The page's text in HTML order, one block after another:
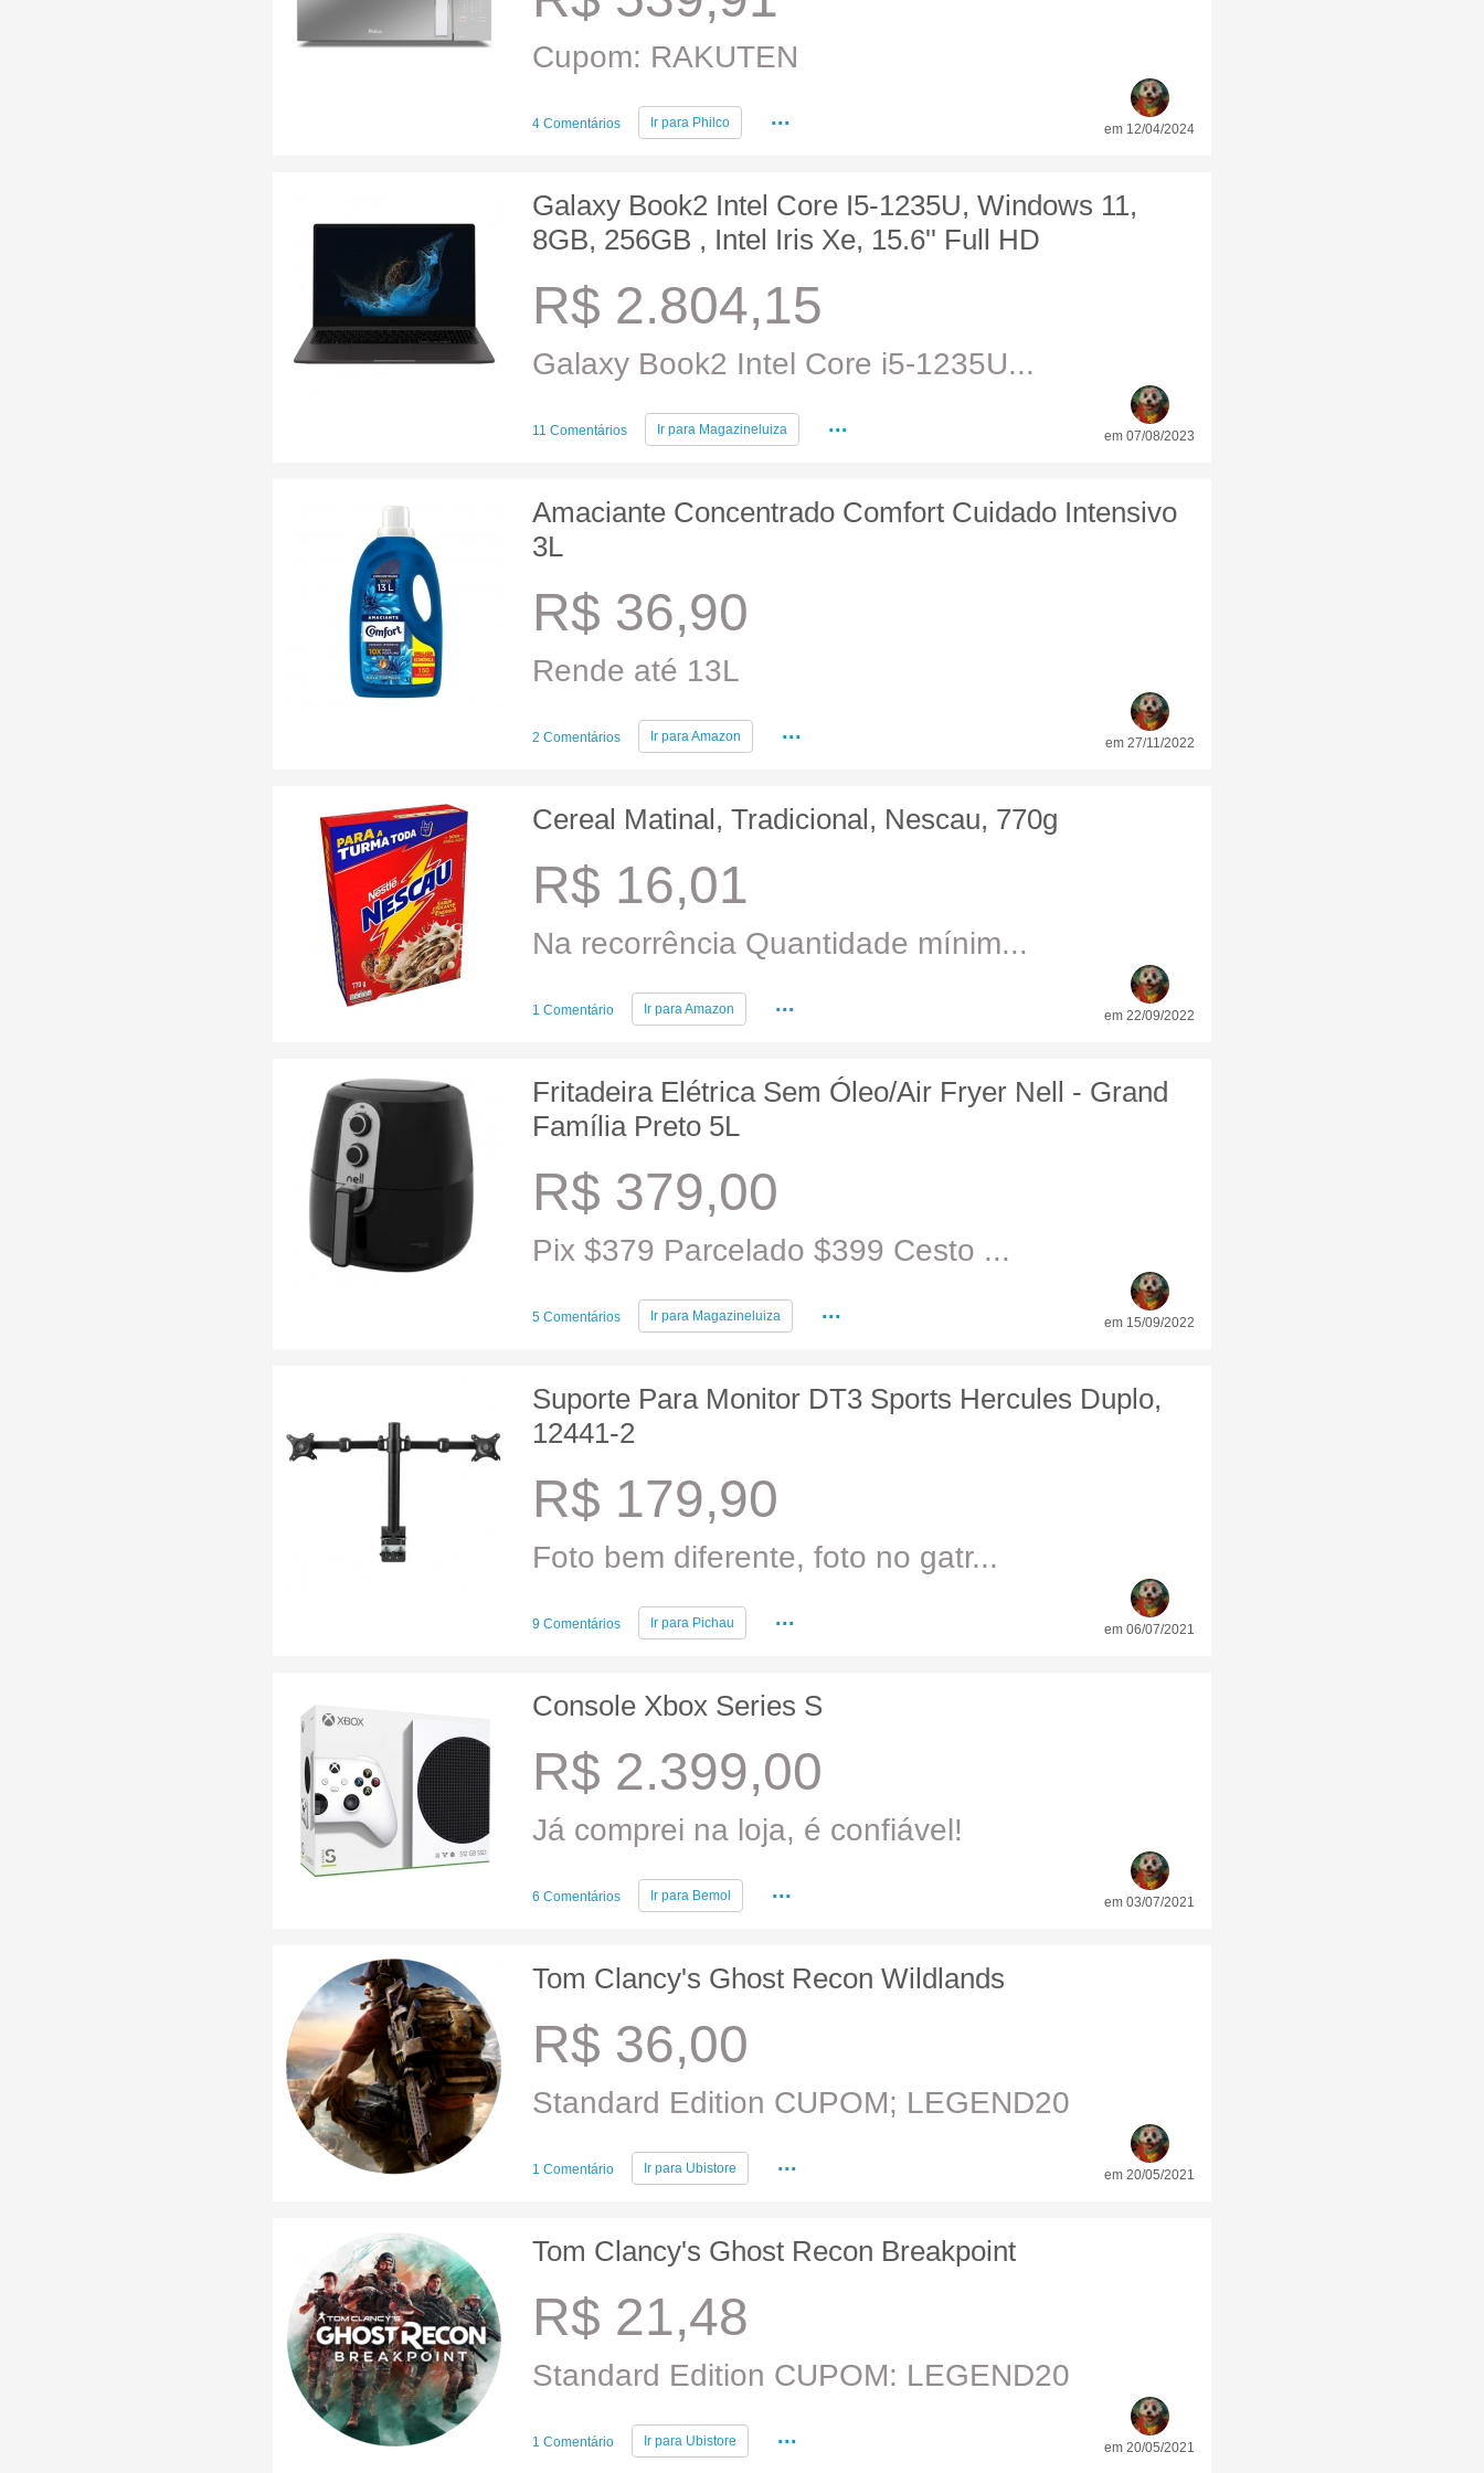
Cupom: RAKUTEN
4 Comentários Ir para Philco ... em 12/04/2024
Galaxy Book2 Intel Core I5-1235U, Windows 11,
8GB, 256GB , Intel Iris Xe, 15.6'' Full HD
R$ 2.804,15
Galaxy Book2 Intel Core i5-1235U...
11 Comentários Ir para Magazineluiza ... em 07/08/2023
Amaciante Concentrado Comfort Cuidado Intensivo
3L
R$ 36,90
Rende até 13L
2 Comentários Ir paraAmazon ... em 27/11/2022
Cereal Matinal, Tradicional, Nescau, 770g
R$ 16,01
Na recorrência Quantidade mínim...
1 Comentário Ir paraAmazon ... em 22/09/2022
Fritadeira Elétrica Sem Óleo/Air Fryer Nell - Grand
Família Preto 5L
R$ 379,00
Pix $379 Parcelado $399 Cesto ...
5 Comentários Ir para Magazineluiza ... em 15/09/2022
Suporte Para Monitor DT3 Sports Hercules Duplo,
12441-2
R$ 179,90
Foto bem diferente, foto no gatr...
9 Comentários Ir para Pichau ... em 06/07/2021
Console Xbox Series S
R$ 2.399,00
Já comprei na loja, é confiável!
6 Comentários Ir para Bemol ... em 03/07/2021
Tom Clancy's Ghost Recon Wildlands
R$ 36,00
Standard Edition CUPOM; LEGEND20
1 Comentário Ir para Ubistore ... em 20/05/2021
Tom Clancy's Ghost Recon Breakpoint
R$ 21,48
Standard Edition CUPOM: LEGEND20
1 Comentário Ir para Ubistore ... em 20/05/2021